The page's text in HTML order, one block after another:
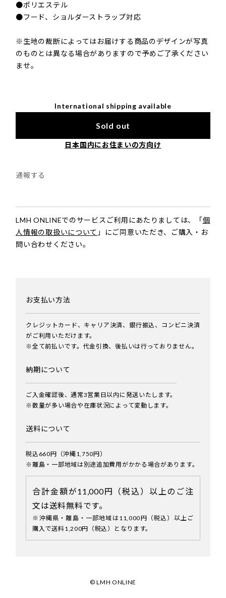
●ポリエステル
●フード、ショルダーストラップ対応
※生地の裁断によってはお届けする商品のデザインが写真
のものとは異なる場合がありますので予めご了承ください
ませ。
International shipping available
Sold out
日本国内にお住まいの方向け
通報する
LMH ONLINEでのサービスご利用にあたりましては、 「個
人情報の取扱いについて 」にご同意いただき、
ご購入・お
問い合わせください。
お支払い方法
クレジットカード、キャリア決済、銀行振込、コンビニ決済
がご利用いただけます。
※全て前払いです。代金引換、後払いは行っておりません。
納期について
ご入金確認後、通常3営業日以内に発送いたします。
※数量が多い場合や在庫状況によって変動します。
送料について
税込660円（沖縄1,750円）
※離島・一部地域は別途追加費用がかかる場合があります。
合計金額が11,000円（税込）以上のご注
文は送料無料です。
※沖縄県・離島・一部地域は11,000円（税込）以上ご
購入で送料1,200円（税込）となります。
© LMH ONLINE